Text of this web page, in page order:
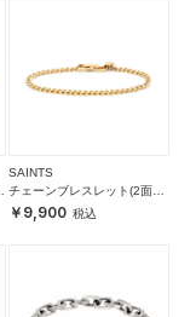
SAINTS
チェーンブレスレット(2面カ
ットオーバル)
9,900